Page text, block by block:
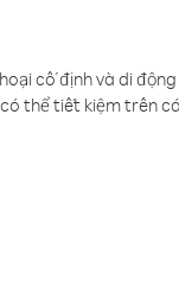
cố định và di
thể tiết kiệm trên